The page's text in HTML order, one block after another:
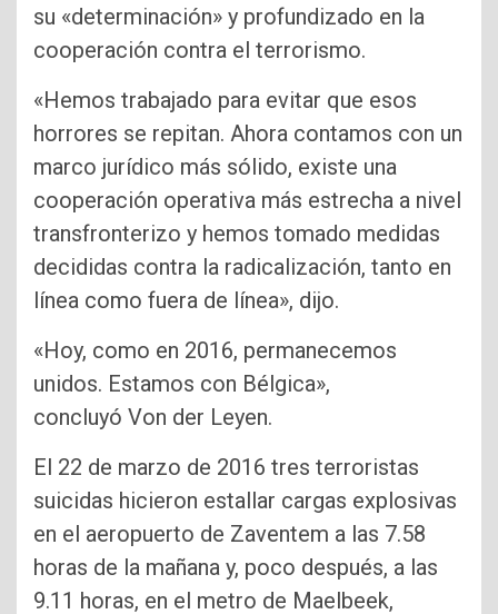
su «determinación» y profundizado en la
cooperación contra el terrorismo.
«Hemos trabajado para evitar que esos
horrores se repitan. Ahora contamos con un
marco jurídico más sólido, existe una
cooperación operativa más estrecha a nivel
transfronterizo y hemos tomado medidas
decididas contra la radicalización, tanto en
línea como fuera de línea», dijo.
«Hoy, como en 2016, permanecemos
unidos. Estamos con Bélgica»,
concluyó Von der Leyen.
El 22 de marzo de 2016 tres terroristas
suicidas hicieron estallar cargas explosivas
en el aeropuerto de Zaventem a las 7.58
horas de la mañana y, poco después, a las
9.11 horas, en el metro de Maelbeek,